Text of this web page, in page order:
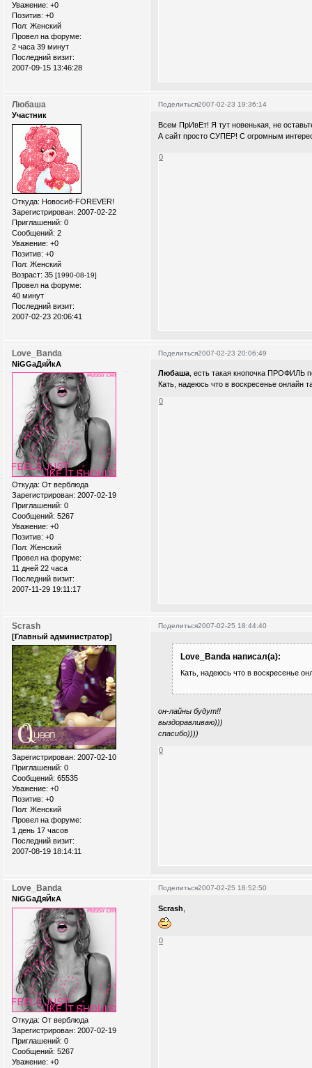
Уважение: +0
Позитив: +0
Пол: Женский
Провел на форуме:
2 часа 39 минут
Последний визит:
2007-09-15 13:46:28
Поделиться2007-02-23 19:36:14
Любаша
Участник
Откуда: Новосиб-FOREVER!
Зарегистрирован: 2007-02-22
Приглашений: 0
Сообщений: 2
Уважение: +0
Позитив: +0
Пол: Женский
Возраст: 35 [1990-08-19]
Провел на форуме:
40 минут
Последний визит:
2007-02-23 20:06:41
Всем ПрИвЕт! Я тут новенькая, не
А сайт просто СУПЕР! С огромным
0
Поделиться2007-02-23 20:06:49
Love_Banda
NiGGaДяЙкА
Откуда: От верблюда
Зарегистрирован: 2007-02-19
Приглашений: 0
Сообщений: 5267
Уважение: +0
Позитив: +0
Пол: Женский
Провел на форуме:
11 дней 22 часа
Последний визит:
2007-11-29 19:11:17
Любаша , есть такая кнопочка ПРОФИЛЬ
Кать, надеюсь что в воскресенье онлайн
0
Поделиться2007-02-25 18:44:40
Scrash
[Главный администратор]
Зарегистрирован: 2007-02-10
Приглашений: 0
Сообщений: 65535
Уважение: +0
Позитив: +0
Пол: Женский
Провел на форуме:
1 день 17 часов
Последний визит:
2007-08-19 18:14:11
Love_Banda написал(а):
Кать, надеюсь что в воскресенье
он-лайны будут!!
выздоравливаю)))
спасибо))))
0
Поделиться2007-02-25 18:52:50
Love_Banda
NiGGaДяЙкА
Откуда: От верблюда
Зарегистрирован: 2007-02-19
Приглашений: 0
Сообщений: 5267
Уважение: +0
Scrash
0